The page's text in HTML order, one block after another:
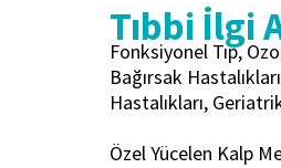
Tıbbi İlgi
Fonksiyonel Tıp,
Bağırsak
Hastalıkları,
Özel Yücelen Kalp